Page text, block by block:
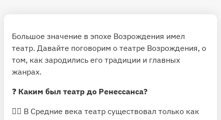
Большое значение в эпохе Возрождения имел
театр. Давайте поговорим о театре Возрождения, о
том, как зародились его традиции и главных
жанрах.
❓ Каким был театр до Ренессанса?
🤹‍♂️ В Средние века театр существовал только как